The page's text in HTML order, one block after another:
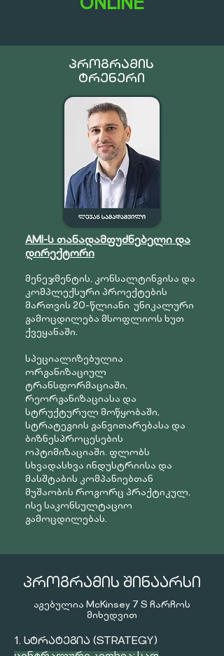
ONLINE
ᲞᲠᲝᲒᲠᲐᲛᲘᲡ
ᲢᲠᲔᲜᲔᲠᲘ
AMI-ს თანადამფუძნებელი და
დირექტორი
მენეჯმენტის, კონსალტინგისა და
კომპლექსური პროექტების
მართვის 20-წლიანი უნიკალური
გამოცდილება მსოფლიოს ხუთ
ქვეყანაში.
სპეციალიზებულია
ორგანიზაციულ
ტრანსფორმაციაში,
რეორგანიზაციასა და
სტრუქტურულ მოწყობაში,
სტრატეგიის განვითარებასა და
ბიზნესპროცესების
ოპტიმიზაციაში. ფლობს
სხვადასხვა ინდუსტრიისა და
მასშტაბის კომპანიებთან
მუშაობის როგორც პრაქტიკულ,
ისე საკონსულტაციო
გამოცდილებას.
ᲞᲠᲝᲒᲠᲐᲛᲘᲡ ᲨᲘᲜᲐᲐᲠᲡᲘ
აგებულია McKinsey 7 S ჩარჩოს
მიხედვით
1. ᲡᲢᲠᲐᲢᲔᲒᲘᲐ (STRATEGY)